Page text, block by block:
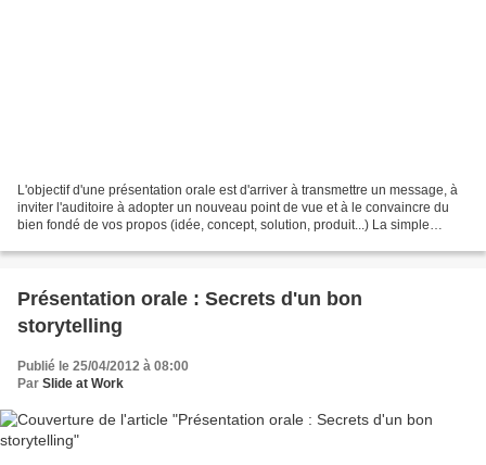
L'objectif d'une présentation orale est d'arriver à transmettre un message, à
inviter l'auditoire à adopter un nouveau point de vue et à le convaincre du
bien fondé de vos propos (idée, concept, solution, produit...) La simple
Présentation orale : Secrets d'un bon
storytelling
Publié le 25/04/2012 à 08:00
Par Slide at Work